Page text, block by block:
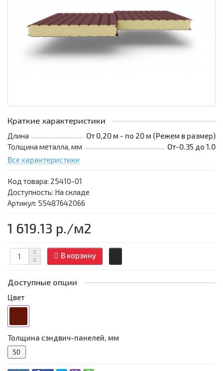
Краткие характеристики
Длина
От 0,20 м - по 20 м (Режем в размер)
Толщина металла, мм
От-0.35 до 1.0
Все характеристики
Код товара: 25410-01
Доступность: На складе
Артикул: 55487642066
1 619.13 р./м2
В корзину
Доступные опции
Цвет
Толщина сэндвич-панелей, мм
50